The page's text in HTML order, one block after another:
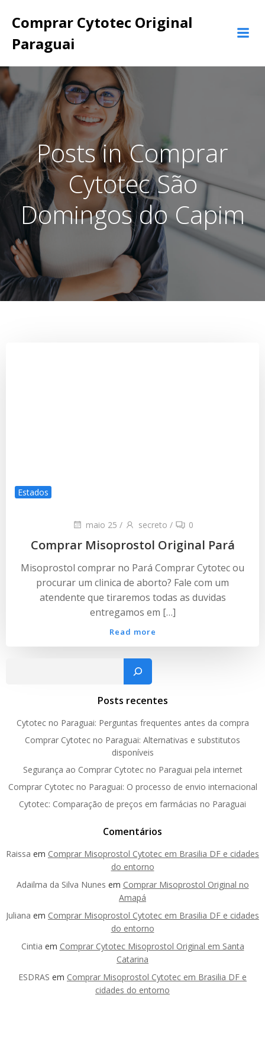
para
Comprar Cytotec Original
Paraguai
Posts in Comprar
Cytotec São
Domingos do Capim
Estados
maio 25 / secreto / 0
Comprar Misoprostol Original Pará
Misoprostol comprar no Pará Comprar Cytotec ou
procurar um clinica de aborto? Fale com um
atendente que tiraremos todas as duvidas
entregamos em […]
Read more
Pesquisar
Posts recentes
Cytotec no Paraguai: Perguntas frequentes antes da compra
Comprar Cytotec no Paraguai: Alternativas e substitutos
disponíveis
Segurança ao Comprar Cytotec no Paraguai pela internet
Comprar Cytotec no Paraguai: O processo de envio internacional
Cytotec: Comparação de preços em farmácias no Paraguai
Comentários
Raissa em Comprar Misoprostol Cytotec em Brasilia DF e cidades
do entorno
Adailma da Silva Nunes em Comprar Misoprostol Original no
Amapá
Juliana em Comprar Misoprostol Cytotec em Brasilia DF e cidades
do entorno
Cintia em Comprar Cytotec Misoprostol Original em Santa
Catarina
ESDRAS em Comprar Misoprostol Cytotec em Brasilia DF e
cidades do entorno